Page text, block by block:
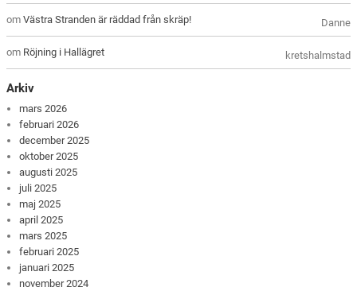
Danne
omVästra Stranden är räddad från skräp!
kretshalmstad
om Röjning i Hallägret
Arkiv
mars 2026
februari 2026
december 2025
oktober 2025
augusti 2025
juli 2025
maj 2025
april 2025
mars 2025
februari 2025
januari 2025
november 2024